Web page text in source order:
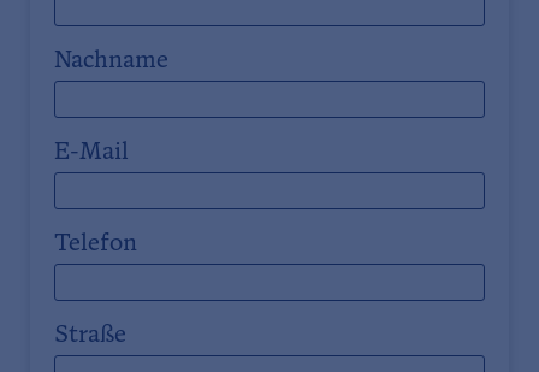
Nachname
E-Mail
Telefon
Straße